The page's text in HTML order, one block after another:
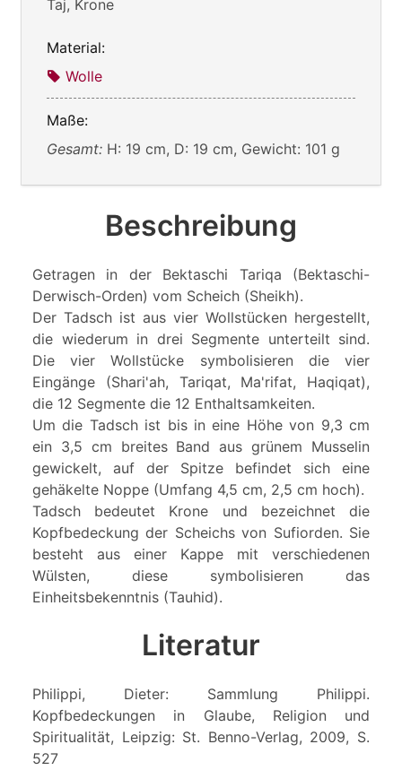
Taj, Krone
Material:
Wolle
Maße:
Gesamt: H: 19 cm, D: 19 cm, Gewicht: 101 g
Beschreibung
Getragen in der Bektaschi Tariqa (Bektaschi-
Derwisch-Orden) vom Scheich (Sheikh).
Der Tadsch ist aus vier Wollstücken hergestellt,
die wiederum in drei Segmente unterteilt sind.
Die vier Wollstücke symbolisieren die vier
Eingänge (Shari'ah, Tariqat, Ma'rifat, Haqiqat),
die 12 Segmente die 12 Enthaltsamkeiten.
Um die Tadsch ist bis in eine Höhe von 9,3 cm
ein 3,5 cm breites Band aus grünem Musselin
gewickelt, auf der Spitze befindet sich eine
gehäkelte Noppe (Umfang 4,5 cm, 2,5 cm hoch).
Tadsch bedeutet Krone und bezeichnet die
Kopfbedeckung der Scheichs von Sufiorden. Sie
besteht aus einer Kappe mit verschiedenen
Wülsten, diese symbolisieren das
Einheitsbekenntnis (Tauhid).
Literatur
Philippi, Dieter: Sammlung Philippi.
Kopfbedeckungen in Glaube, Religion und
Spiritualität, Leipzig: St. Benno-Verlag, 2009, S.
527